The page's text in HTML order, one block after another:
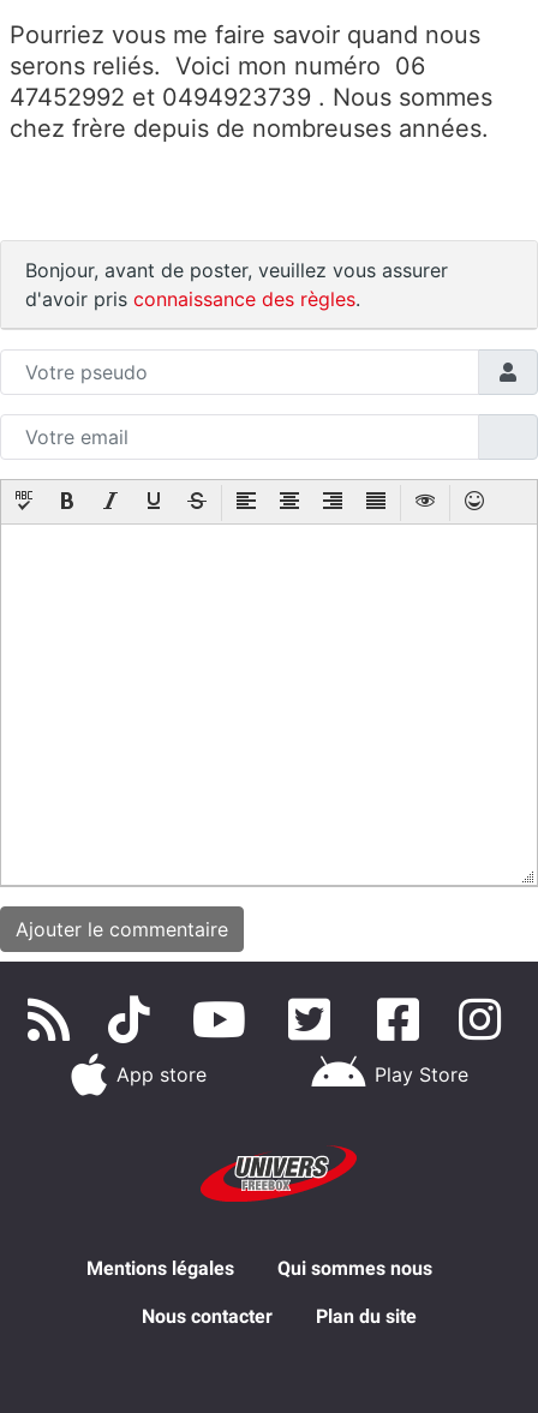
Pourriez vous me faire savoir quand nous
serons reliés. Voici mon numéro 06
47452992 et 0494923739 . Nous sommes
chez frère depuis de nombreuses années.
Bonjour, avant de poster, veuillez vous assurer
d'avoir pris connaissance des règles.
App store Play Store
Mentions légales Qui sommes nous
Nous contacter Plan du site